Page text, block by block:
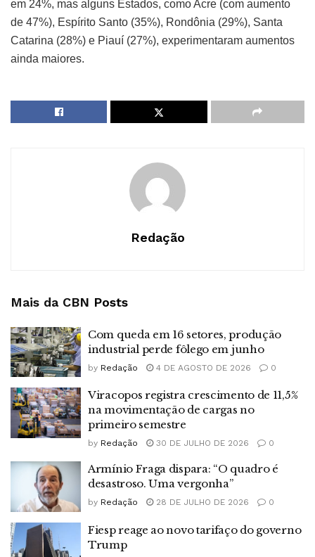
em 24%, mas alguns Estados, como Acre (com aumento
de 47%), Espírito Santo (35%), Rondônia (29%), Santa
Catarina (28%) e Piauí (27%), experimentaram aumentos
ainda maiores.
Redação
Mais da CBN Posts
Com queda em 16 setores, produção
industrial perde fôlego em junho
by Redação 4 DE AGOSTO DE 2026 0
Viracopos registra crescimento de 11,5%
na movimentação de cargas no
primeiro semestre
by Redação 30 DE JULHO DE 2026 0
Armínio Fraga dispara: “O quadro é
desastroso. Uma vergonha”
by Redação 28 DE JULHO DE 2026 0
Fiesp reage ao novo tarifaço do governo
Trump